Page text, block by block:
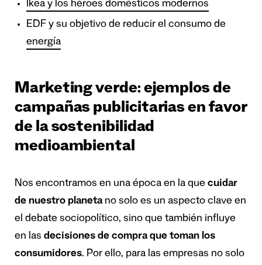
Ikea y los héroes domésticos modernos
EDF y su objetivo de reducir el consumo de
energía
Marketing verde: ejemplos de
campañas publicitarias en favor
de la sostenibilidad
medioambiental
Nos encontramos en una época en la que cuidar
de nuestro planetano solo es un aspecto clave en
el debate sociopolítico, sino que también influye
en las decisiones de compra que toman los
consumidores. Por ello, para las empresas no solo